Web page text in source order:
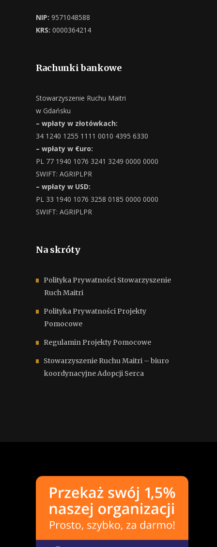
NIP: 9571048588
KRS: 0000364214
Rachunki bankowe
Stowarzyszenie Ruchu Maitri
w Gdańsku
– wpłaty w złotówkach:
34 1240 1255 1111 0010 4395 6330
– wpłaty w €uro:
PL 77 1940 1076 3241 3249 0000 0000
SWIFT: AGRIPLPR
– wpłaty w USD:
PL 33 1940 1076 3258 0185 0000 0000
SWIFT: AGRIPLPR
Na skróty
Polityka Prywatności Stowarzyszenie
Ruch Maitri
Polityka Prywatności Projekty
Pomocowe
Regulamin Projekty Pomocowe
Stowarzyszenie Ruchu Maitri – biuro
koordynacyjne Adopcji Serca